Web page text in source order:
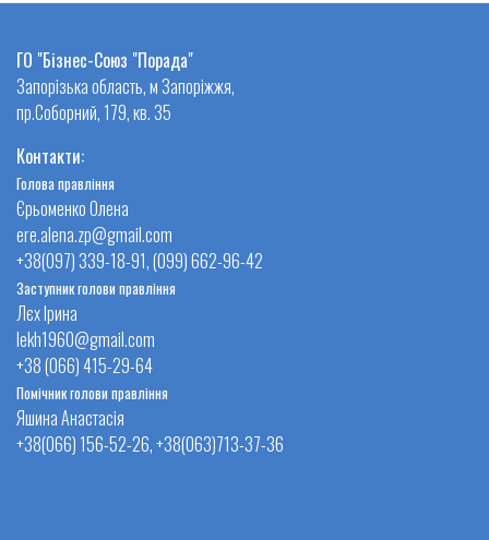
ГО "Бізнес-Союз "Порада"
Запорізька область, м Запоріжжя,
пр.Соборний, 179, кв. 35
Контакти:
Голова правління
Єрьоменко Олена
ere.alena.zp@gmail.com
+38(097) 339-18-91, (099) 662-96-42
Заступник голови правління
Лєх Ірина
lekh1960@gmail.com
+38 (066) 415-29-64
Помічник голови правління
Яшина Анастасія
+38(066) 156-52-26, +38(063)713-37-36